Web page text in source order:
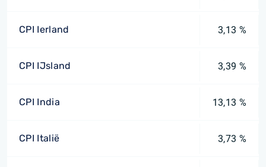
CPI Ierland 3,13 %
CPI IJsland 3,39 %
CPI India 13,13 %
CPI Italië 3,73 %